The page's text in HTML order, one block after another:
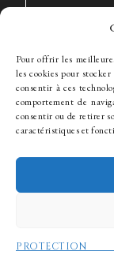
Pour offrir les
les cookies pour
consentir à ces
comportement de
consentir ou de retirer
caractéristiques et
Le Cabinet